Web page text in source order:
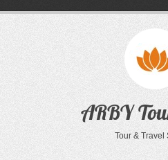
ARBY
Tour & Travel